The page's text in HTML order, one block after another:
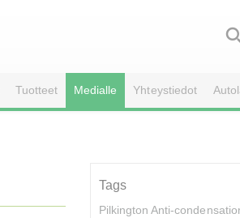
Tuotteet Medialle Yhteystiedot
Tags
Pilkington Anti-